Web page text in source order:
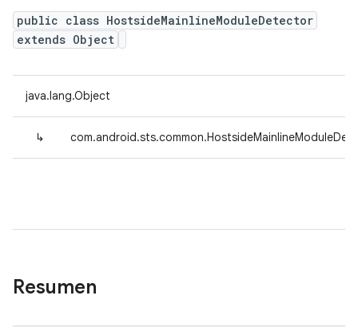
public class HostsideMainlineModuleDetector
extends Object
java.lang.Object
↳
Resumen